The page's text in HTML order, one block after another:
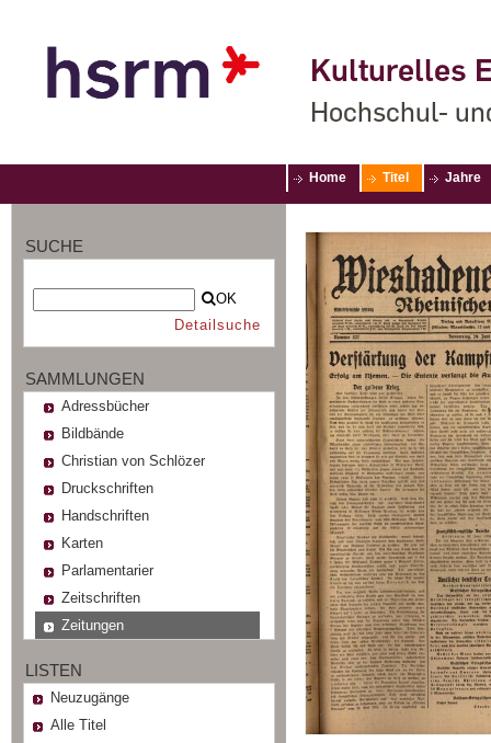
Kulturelles
Hochschul-
Home Titel Jahre
SUCHE
OK
Detailsuche
SAMMLUNGEN
Adressbücher
Bildbände
Christian von Schlözer
Druckschriften
Handschriften
Karten
Parlamentarier
Zeitschriften
Zeitungen
LISTEN
Neuzugänge
Alle Titel